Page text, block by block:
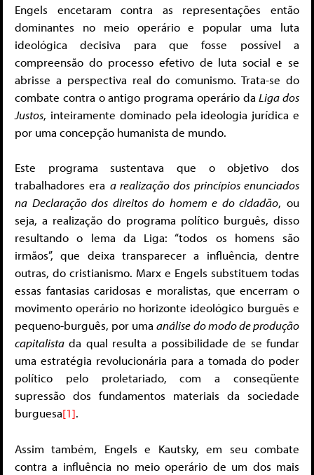
Engels encetaram contra as representações então
dominantes no meio operário e popular uma luta
ideológica decisiva para que fosse possível a
compreensão do processo efetivo de luta social e se
abrisse a perspectiva real do comunismo. Trata-se do
combate contra o antigo programa operário daLiga dos
Justos, inteiramente dominado pela ideologia jurídica e
por uma concepção humanista de mundo.
Este programa sustentava que o objetivo dos
trabalhadores era a realização dos princípios enunciados
na Declaração dos direitos do homem e do cidadão, ou
seja, a realização do programa político burguês, disso
resultando o lema da Liga: “todos os homens são
irmãos”, que deixa transparecer a influência, dentre
outras, do cristianismo. Marx e Engels substituem todas
essas fantasias caridosas e moralistas, que encerram o
movimento operário no horizonte ideológico burguês e
pequeno-burguês, por umaanálise do modo de produção
capitalista da qual resulta a possibilidade de se fundar
uma estratégia revolucionária para a tomada do poder
político pelo proletariado, com a conseqüente
supressão dos fundamentos materiais da sociedade
burguesa[1].
Assim também, Engels e Kautsky, em seu combate
contra a influência no meio operário de um dos mais